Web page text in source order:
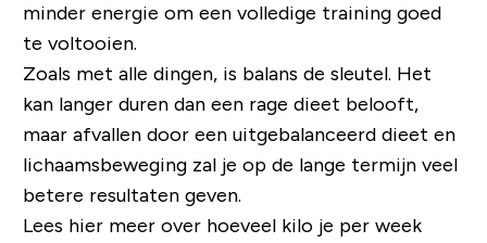
minder energie om een ​​volledige training goed
te voltooien.
Zoals met alle dingen, is balans de sleutel. Het
kan langer duren dan een rage dieet belooft,
maar afvallen door een uitgebalanceerd dieet en
lichaamsbeweging zal je op de lange termijn veel
betere resultaten geven.
Lees hier meer over hoeveel kilo je per week